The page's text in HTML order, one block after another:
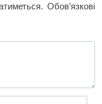
Обов’язкові